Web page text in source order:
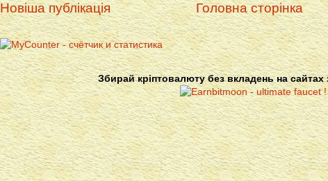
Новіша публікація Головна сторінка
Збирай кріптовалюту без вкладень на